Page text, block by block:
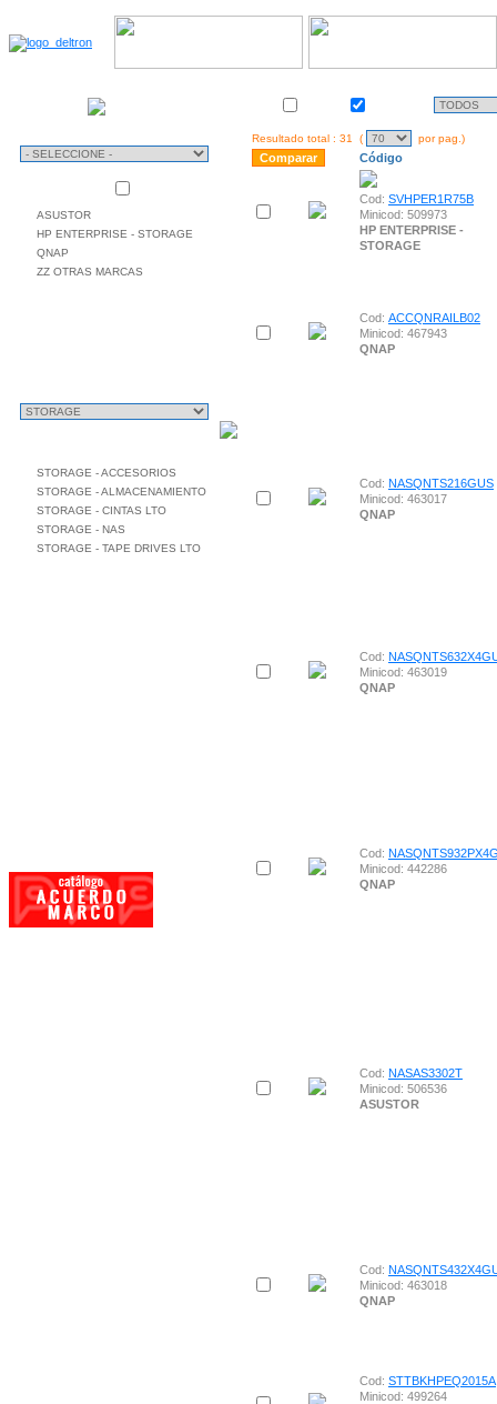
ASUSTOR
HP ENTERPRISE - STORAGE
QNAP
ZZ OTRAS MARCAS
STORAGE - ACCESORIOS
STORAGE - ALMACENAMIENTO
STORAGE - CINTAS LTO
STORAGE - NAS
STORAGE - TAPE DRIVES LTO
Resultado total : 31 ( por pag.)
Código
Cod: SVHPER1R75B
Minicod: 509973
HP ENTERPRISE -
STORAGE
Cod: ACCQNRAILB02
Minicod: 467943
QNAP
Cod: NASQNTS216GUS
Minicod: 463017
QNAP
Cod:
Minicod: 463019
QNAP
Cod:
Minicod: 442286
QNAP
Cod: NASAS3302T
Minicod: 506536
ASUSTOR
Cod:
Minicod: 463018
QNAP
Cod: STTBKHPEQ2015A
Minicod: 499264